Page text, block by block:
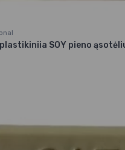
SOY pieno